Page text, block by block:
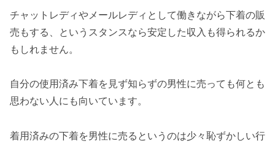
チャットレディやメールレディとして働きながら下着の販
売もする、というスタンスなら安定した収入も得られるか
もしれません。
自分の使用済み下着を見ず知らずの男性に売っても何とも
思わない人にも向いています。
着用済みの下着を男性に売るというのは少々恥ずかしい行